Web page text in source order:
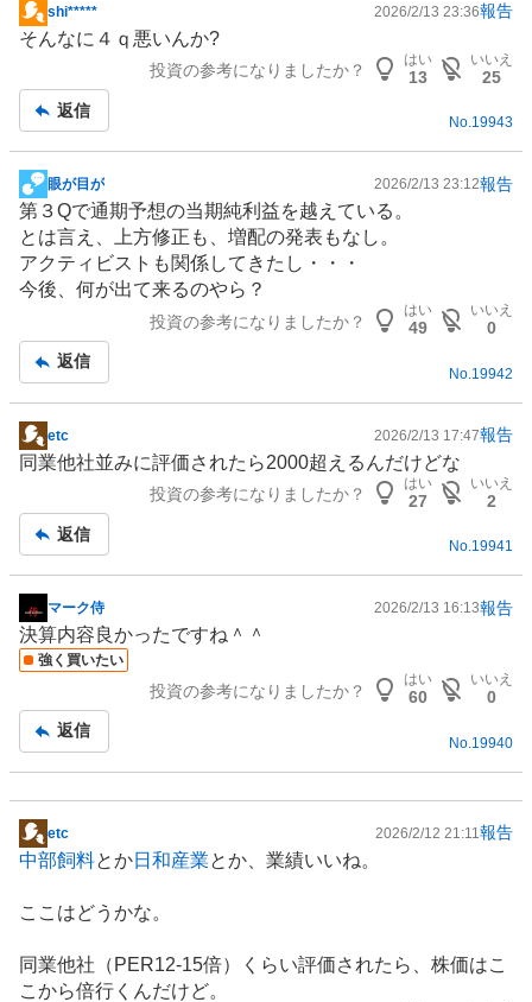
掲
示
事
shi***** 2026/2/13 23:36報告
そんなに４ｑ悪いんか?
投資の参考になりましたか？
はい
13
いいえ
25
返信
No.19943
掲
示
板
記
事
眼が目が 2026/2/13 23:12報告
第３Qで通期予想の当期純利益を越えている。
とは言え、上方修正も、増配の発表もなし。
アクティビストも関係してきたし・・・
今後、何が出て来るのやら？
投資の参考になりましたか？
はい
49
いいえ
0
返信
No. 19942
掲
示
事
etc 2026/2/13 17:47報告
同業他社並みに評価されたら2000超えるんだけどな
投資の参考になりましたか？
はい
27
いいえ
2
返信
No.19941
掲
示
板
マーク侍 2026/2/13 16:13報告
決算内容良かったですね＾＾
強く買いたい
投資の参考になりましたか？
はい
60
いいえ
0
返信
No. 19940
掲
示
記
etc 2026/2/12 21:11 報告
中部飼料とか日和産業とか、業績いいね。
ここはどうかな。
同業他社（PER12-15倍）くらい評価されたら、株価はこ
こから倍行くんだけど。